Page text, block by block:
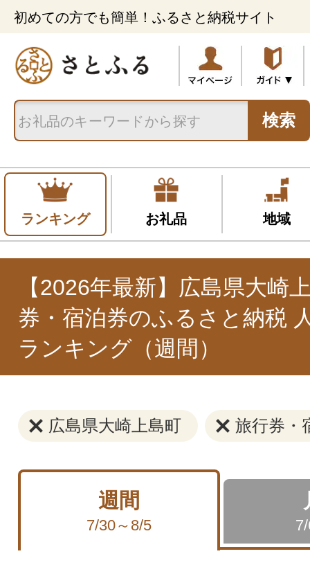
初めての方でも簡単！ふるさと納税サイト
検索
ランキング お礼品 地域
【2026年最新】広島県大崎
券・宿泊券のふるさと納税
ランキング（週間）
広島県大崎上島町 旅行券・
週間
7/30～8/5